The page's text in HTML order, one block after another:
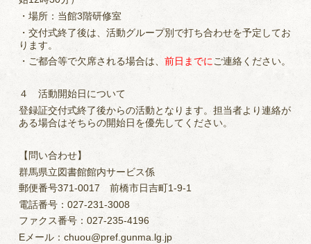
・場所：当館3階研修室
・交付式終了後は、活動グループ別で打ち合わせを予定してお
ります。
・ご都合等で欠席される場合は、 前日までに ご連絡ください。
４ 活動開始日について
登録証交付式終了後からの活動となります。担当者より連絡が
ある場合はそちらの開始日を優先してください。
【問い合わせ】
群馬県立図書館館内サービス係
郵便番号371-0017 前橋市日吉町1-9-1
電話番号：027-231-3008
ファクス番号：027-235-4196
Eメール：chuou@pref.gunma.lg.jp